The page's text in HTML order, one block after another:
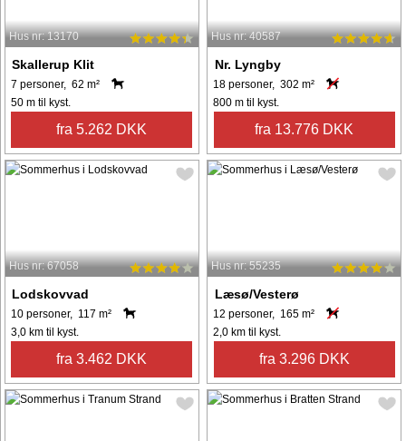
Hus nr: 13170
Skallerup Klit
7 personer, 62 m²
50 m til kyst.
fra 5.262 DKK
Hus nr: 40587
Nr. Lyngby
18 personer, 302 m²
800 m til kyst.
fra 13.776 DKK
Hus nr: 67058
Lodskovvad
10 personer, 117 m²
3,0 km til kyst.
fra 3.462 DKK
Hus nr: 55235
Læsø/Vesterø
12 personer, 165 m²
2,0 km til kyst.
fra 3.296 DKK